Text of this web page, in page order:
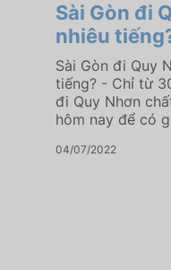
Sài Gòn đi
nhiêu
Sài Gòn đi Quy
tiếng? - Chỉ từ
đi Quy Nhơn
hôm nay để có
04/07/2022